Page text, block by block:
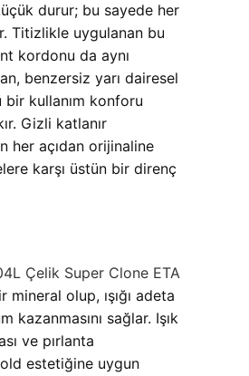
durur; bu sayede her
Titizlikle uygulanan bu
kordonu da aynı
benzersiz yarı dairesel
bir kullanım konforu
Gizli katlanır
her açıdan orijinaline
karşı üstün bir direnç
Çelik Super Clone ETA
olup, ışığı adeta
sağlar. Işık
ve pırlanta
estetiğine uygun